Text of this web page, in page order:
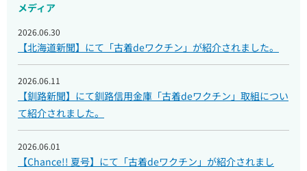
メディア
2026.06.30
【北海道新聞】にて「古着deワクチン」が紹介されました。
2026.06.11
【釧路新聞】にて釧路信用金庫「古着deワクチン」取組につい
て紹介されました。
2026.06.01
【Chance!! 夏号】にて「古着deワクチン」が紹介されまし